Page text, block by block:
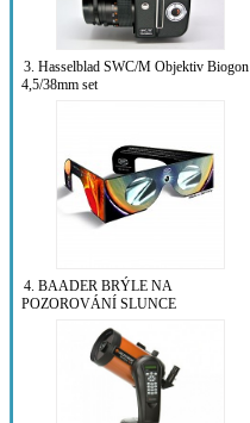
3. Hasselblad SWC/M Objektiv Biogon
4,5/38mm set
4. BAADER BRÝLE NA
POZOROVÁNÍ SLUNCE